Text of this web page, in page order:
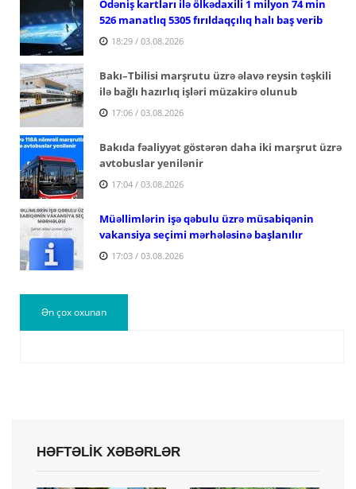
Ödəniş kartları ilə ölkədaxili 1 milyon 74 min
526 manatlıq 5305 fırıldaqçılıq halı baş verib
18:29 / 03.08.2026
Bakı–Tbilisi marşrutu üzrə əlavə reysin təşkili
ilə bağlı hazırlıq işləri müzakirə olunub
17:06 / 03.08.2026
Bakıda fəaliyyət göstərən daha iki marşrut üzrə
avtobuslar yenilənir
17:04 / 03.08.2026
Müəllimlərin işə qəbulu üzrə müsabiqənin
vakansiya seçimi mərhələsinə başlanılır
17:03 / 03.08.2026
Ən çox oxunan
HƏFTƏLİK XƏBƏRLƏR